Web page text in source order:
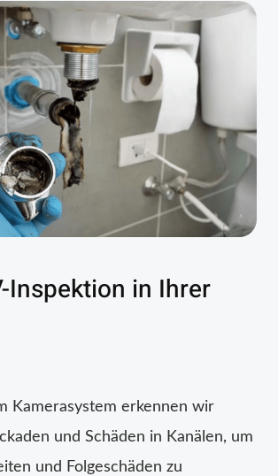
Inspektion in Ihrer
Kamerasystem erkennen wir
und Schäden in Kanälen, um
und Folgeschäden zu